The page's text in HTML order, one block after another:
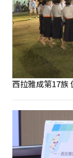
西拉雅成第17族